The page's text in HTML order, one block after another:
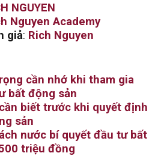
NGUYEN
Nguyen Academy
giả: Rich Nguyen
cần nhớ khi tham gia
bất động sản
biết trước khi quyết định
sản
nước bí quyết đầu tư bất
triệu đồng